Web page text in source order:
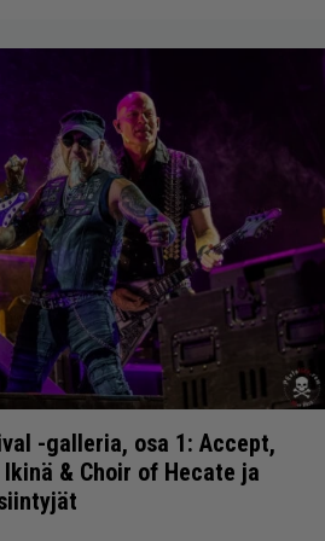
-galleria, osa 1: Accept,
& Choir of Hecate ja